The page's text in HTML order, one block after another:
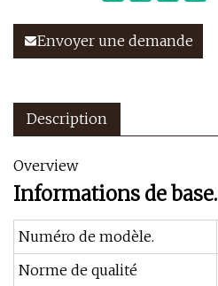
Envoyer une demande
Description
Overview
Informations de base.
Numéro de modèle.
Norme de qualité